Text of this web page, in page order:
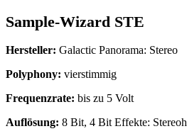
Sample-Wizard STE
Hersteller: Galactic Panorama: Stereo
Polyphony: vierstimmig
Frequenzrate: bis zu 5 Volt
Auflösung: 8 Bit, 4 Bit Effekte: